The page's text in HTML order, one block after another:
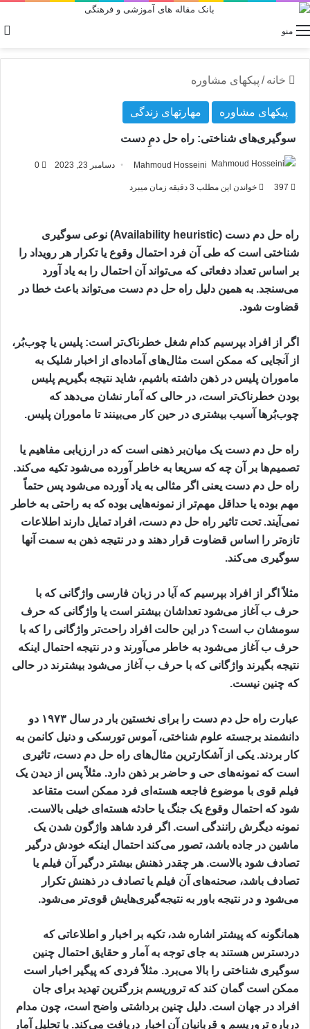
منو
خانه / پیکهای مشاوره
پیکهای مشاوره مهارتهای زندگی
سوگیری‌های شناختی: راه حل دمِ ‌دست
Mahmoud Hosseini دسامبر 23, 2023 0
397 خواندن این مطلب 3 دقیقه زمان میبرد
راه حل دم دست (Availability heuristic) نوعی سوگیری
شناختی است که طی آن فرد احتمال وقوع یا تکرار هر رویداد را
بر اساس تعداد دفعاتی که می‌تواند آن احتمال را به یاد آورد
می‌سنجد. به همین دلیل راه حل دم دست می‌تواند باعث خطا در
قضاوت شود.
اگر از افراد بپرسیم کدام شغل خطرناک‌تر است: پلیس یا چوب‌بُر،
از آنجایی که ممکن است مثال‌های آماده‌ای از اخبار شلیک به
ماموران پلیس در ذهن داشته باشیم، شاید نتیجه بگیریم پلیس
بودن خطرناک‌تر است، در حالی که آمار نشان می‌دهد که
چوب‌بُرها آسیب بیشتری در حین کار می‌بینند تا ماموران پلیس.
راه حل دم دست یک میان‌بر ذهنی است که در ارزیابی مفاهیم یا
تصمیم‌ها بر آن چه که سریعا به خاطر آورده می‌شود تکیه می‌کند.
راه حل دم دست یعنی اگر مثالی به یاد آورده می‌شود پس حتماً
مهم بوده یا حداقل مهم‌تر از نمونه‌هایی بوده که به راحتی به خاطر
نمی‌آیند. تحت تاثیر راه حل دم دست، افراد تمایل دارند اطلاعات
تازه‌تر را اساس قضاوت قرار دهند و در نتیجه ذهن به سمت آنها
سوگیری می‌کند.
مثلاً اگر از افراد بپرسیم که آیا در زبان فارسی واژگانی که با
حرف ب آغاز می‌شود تعداشان بیشتر است یا واژگانی که حرف
سومشان ب است؟ در این حالت افراد راحت‌تر واژگانی را که با
حرف ب آغاز می‌شود به خاطر می‌آورند و در نتیجه احتمال اینکه
نتیجه بگیرند واژگانی که با حرف ب آغاز می‌شود بیشترند در حالی
که چنین نیست.
عبارت راه حل دم دست را برای نخستین بار در سال ۱۹۷۳ دو
دانشمند برجسته علوم شناختی، آموس تورسکی و دنیل کانمن به
کار بردند. یکی از آشکارترین مثال‌های راه حل دم دست، تاثیری
است که نمونه‌های حی و حاضر بر ذهن دارد. مثلاً پس از دیدن یک
فیلم قوی با موضوع فاجعه هسته‌ای فرد ممکن است متقاعد
شود که احتمال وقوع یک جنگ یا حادثه هسته‌ای خیلی بالاست.
نمونه دیگرش رانندگی است. اگر فرد شاهد واژگون شدن یک
ماشین در جاده باشد، تصور می‌کند احتمال اینکه خودش درگیر
تصادف شود بالاست. هر چقدر ذهنش بیشتر درگیر آن فیلم یا
تصادف باشد، صحنه‌های آن فیلم یا تصادف در ذهنش تکرار
می‌شود و در نتیجه باور به نتیجه‌گیری‌هایش قوی‌تر می‌شود.
همانگونه که پیشتر اشاره شد، تکیه بر اخبار و اطلاعاتی که
دردسترس هستند به جای توجه به آمار و حقایق احتمال چنین
سوگیری شناختی را بالا می‌برد. مثلاً فردی که پیگیر اخبار است
ممکن است گمان کند که تروریسم بزرگترین تهدید برای جان
افراد در جهان است. دلیل چنین برداشتی واضح است، چون مدام
درباره تروریسم و قربانیان آن اخبار دریافت می‌کند. با تحلیل آمار